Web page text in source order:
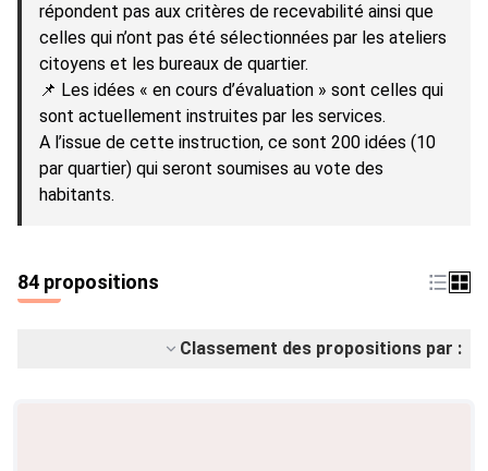
répondent pas aux critères de recevabilité ainsi que
celles qui n’ont pas été sélectionnées par les ateliers
citoyens et les bureaux de quartier.
📌 Les idées « en cours d’évaluation » sont celles qui
sont actuellement instruites par les services.
A l’issue de cette instruction, ce sont 200 idées (10
par quartier) qui seront soumises au vote des
habitants.
84 propositions
Classement des propositions par :